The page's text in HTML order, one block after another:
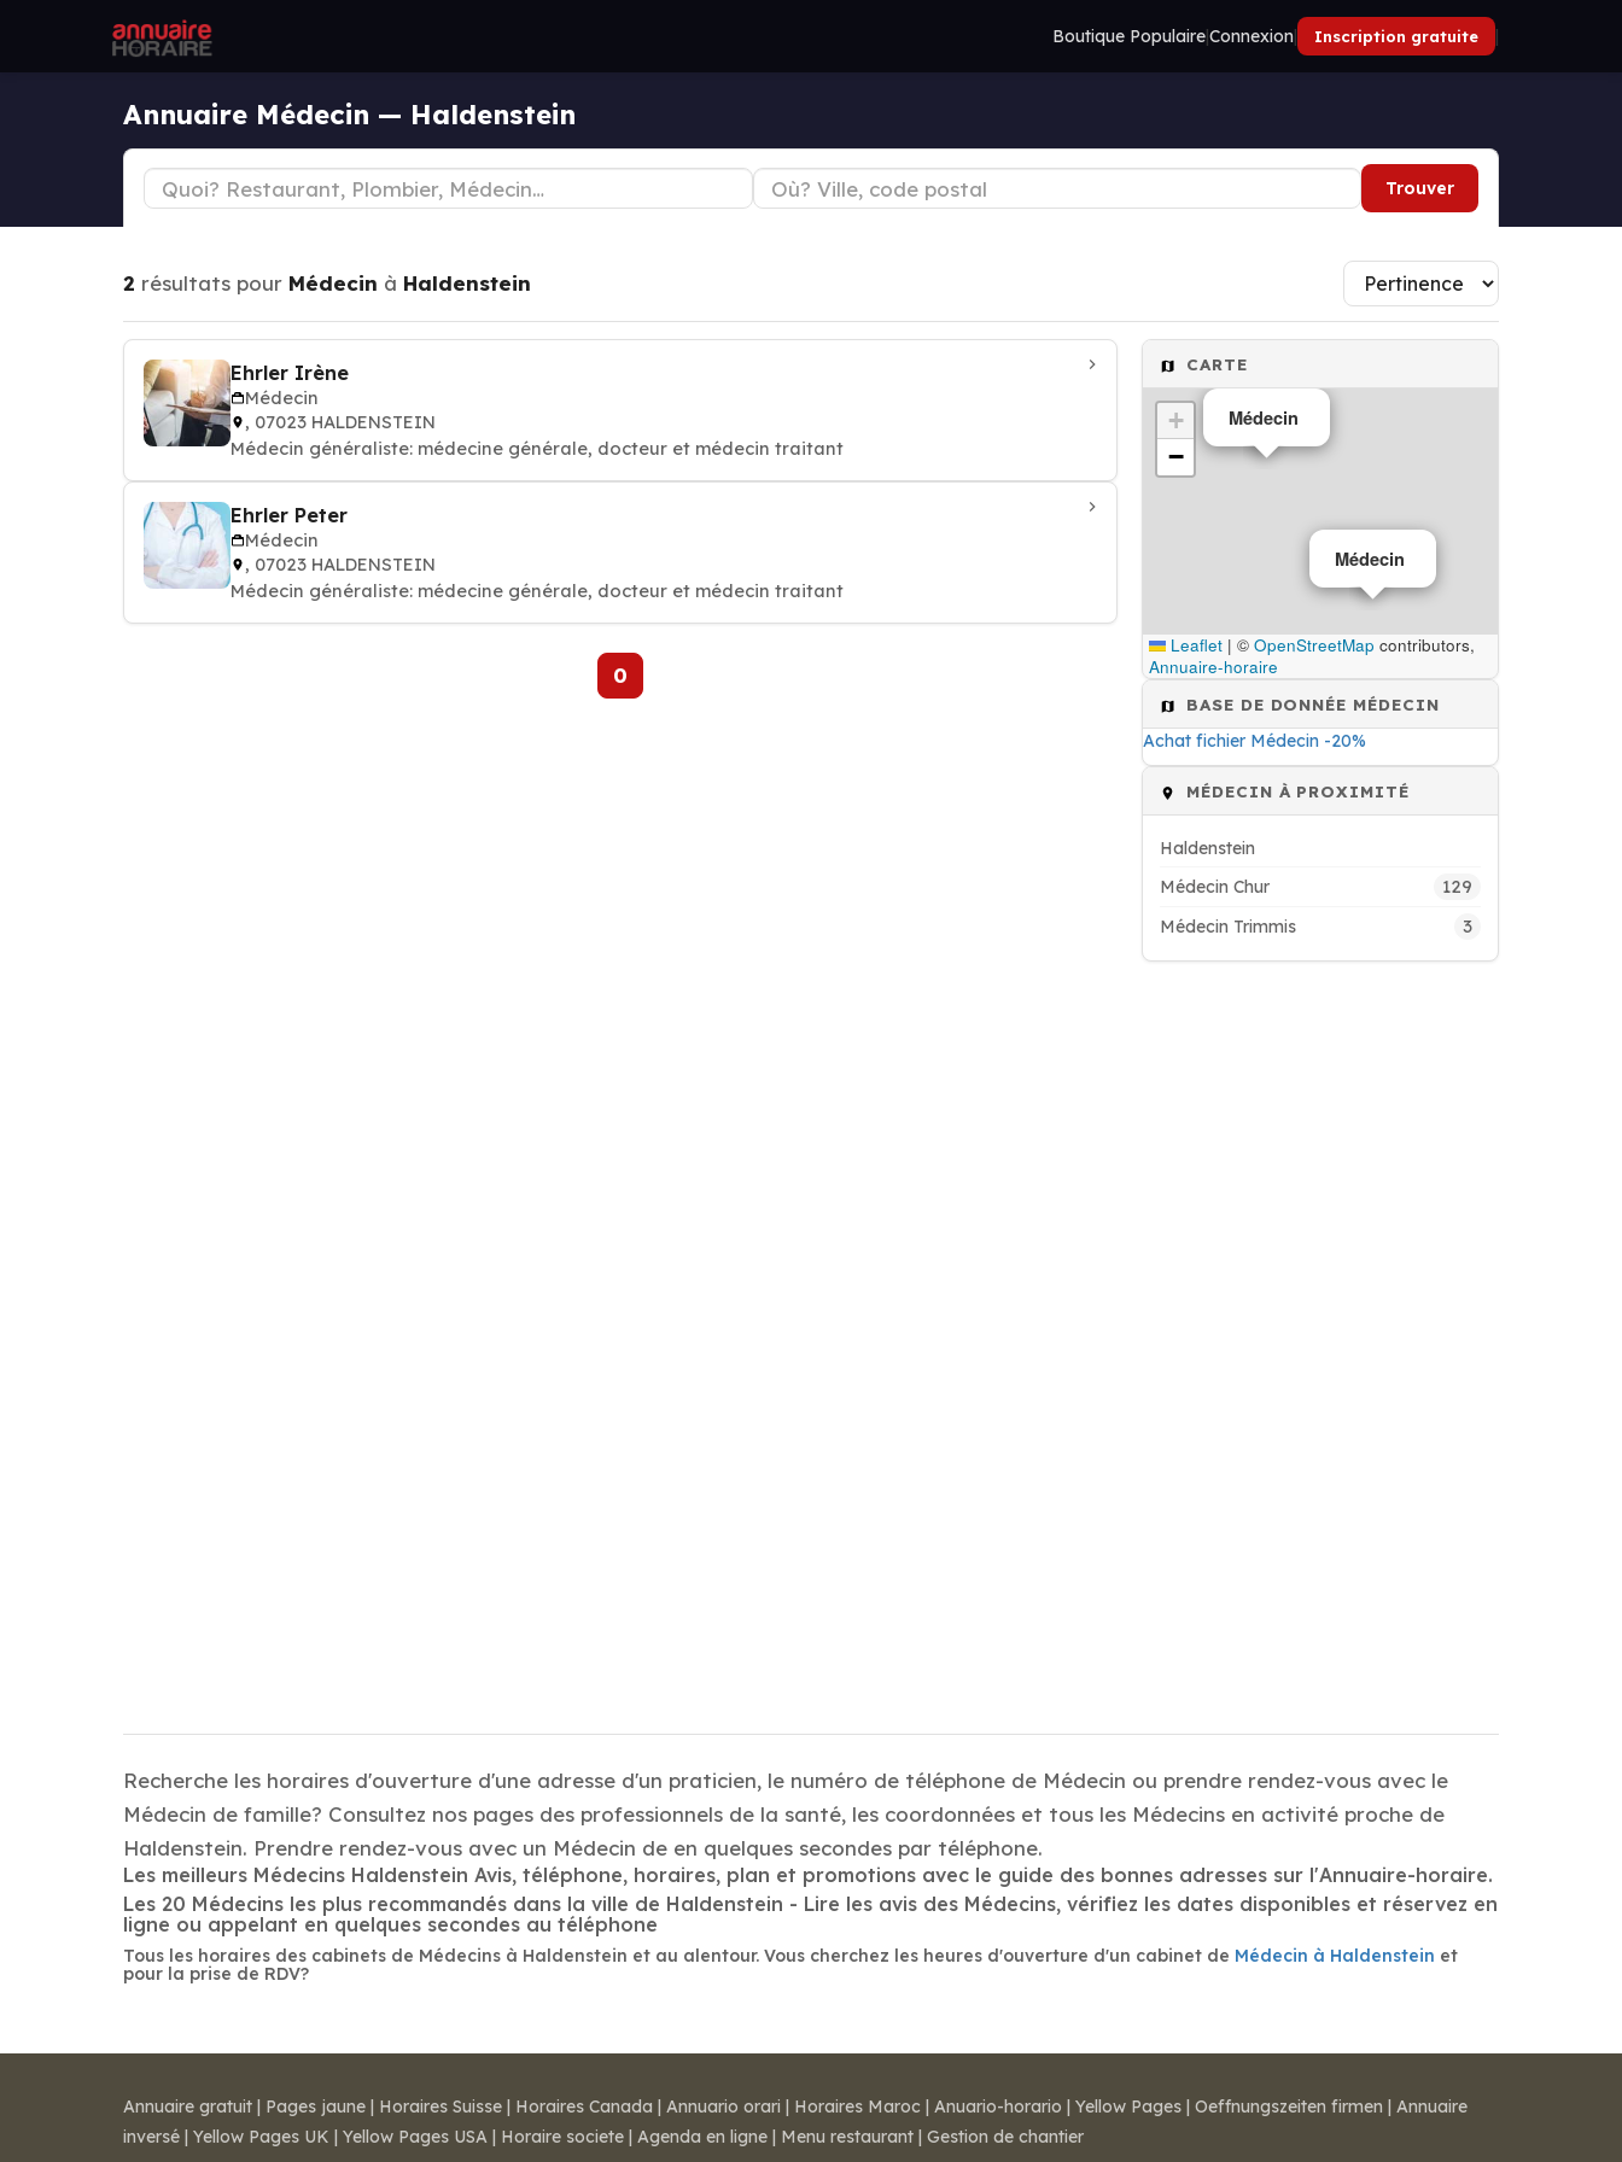
Boutique Populaire|Connexion| Inscription gratuite |
Annuaire Médecin — Haldenstein
Trouver
2 résultats pour Médecin à Haldenstein
Ehrler Irène
Médecin
, 07023 HALDENSTEIN
Médecin généraliste: médecine générale, docteur et médecin traitant
Ehrler Peter
Médecin
, 07023 HALDENSTEIN
Médecin généraliste: médecine générale, docteur et médecin traitant
0
CARTE
Médecin
Médecin
+
−
Leaflet | © OpenStreetMap contributors,
Annuaire-horaire
BASE DE DONNÉE MÉDECIN
Achat fichier Médecin -20%
MÉDECIN À PROXIMITÉ
Haldenstein
Médecin Chur
129
Médecin Trimmis 3
Recherche les horaires d'ouverture d'une adresse d'un praticien, le numéro de téléphone de Médecin ou prendre rendez-vous avec le
Médecin de famille? Consultez nos pages des professionnels de la santé, les coordonnées et tous les Médecins en activité proche de
Haldenstein. Prendre rendez-vous avec un Médecin de en quelques secondes par téléphone.
Les meilleurs Médecins Haldenstein Avis, téléphone, horaires, plan et promotions avec le guide des bonnes adresses sur l'Annuaire-horaire.
Les 20 Médecins les plus recommandés dans la ville de Haldenstein - Lire les avis des Médecins, vérifiez les dates disponibles et réservez en
ligne ou appelant en quelques secondes au téléphone
Tous les horaires des cabinets de Médecins à Haldenstein et au alentour. Vous cherchez les heures d'ouverture d'un cabinet de Médecin à Haldenstein et
pour la prise de RDV?
Annuaire gratuit | Pages jaune | Horaires Suisse | Horaires Canada | Annuario orari | Horaires Maroc | Anuario-horario | Yellow Pages | Oeffnungszeiten firmen | Annuaire
inversé | Yellow Pages UK | Yellow Pages USA | Horaire societe | Agenda en ligne | Menu restaurant | Gestion de chantier